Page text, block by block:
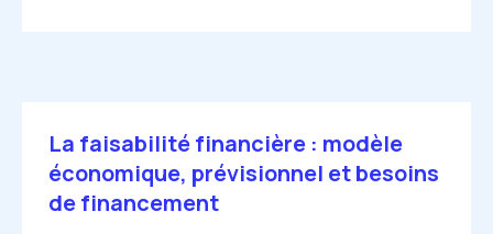
La faisabilité financière : modèle
économique, prévisionnel et besoins
de financement